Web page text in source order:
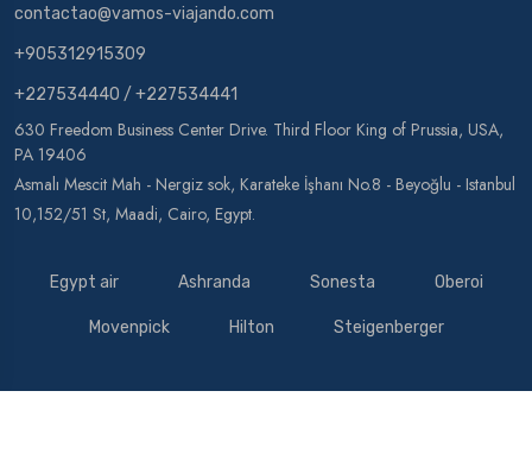
contactao@vamos-viajando.com
+905312915309
+227534440 / +227534441
630 Freedom Business Center Drive. Third Floor King of Prussia, USA,
PA 19406
Asmalı Mescit Mah - Nergiz sok, Karateke İşhanı No.8 - Beyoğlu - Istanbul
10,152/51 St, Maadi, Cairo, Egypt.
Egypt air Ashranda Sonesta Oberoi
Movenpick Hilton Steigenberger